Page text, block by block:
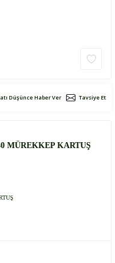
Düşünce Haber Ver Tavsiye Et
MÜREKKEP KARTUŞ